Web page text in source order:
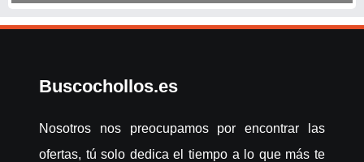
Buscochollos.es
Nosotros nos preocupamos por encontrar las
ofertas, tú solo dedica el tiempo a lo que más te